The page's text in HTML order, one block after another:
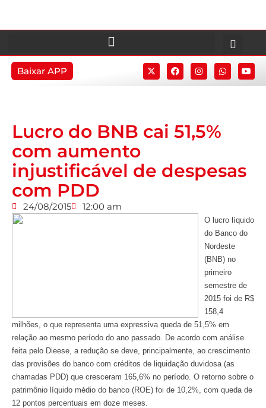
Baixar APP
Lucro do BNB cai 51,5%
com aumento
injustificável de despesas
com PDD
24/08/2015 12:00 am
O lucro líquido
do Banco do
Nordeste
(BNB) no
primeiro
semestre de
2015 foi de R$
158,4
milhões, o que representa uma expressiva queda de 51,5% em
relação ao mesmo período do ano passado. De acordo com análise
feita pelo Dieese, a redução se deve, principalmente, ao crescimento
das provisões do banco com créditos de liquidação duvidosa (as
chamadas PDD) que cresceram 165,6% no período. O retorno sobre o
patrimônio líquido médio do banco (ROE) foi de 10,2%, com queda de
12 pontos percentuais em doze meses.